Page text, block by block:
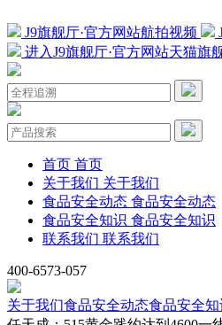
J9旗舰厅·官方网站航拍视频
进入J9旗舰厅·官方网站天猫旗
首页 首页
关于我们 关于我们
食品安全动态 食品安全动态
食品安全知识 食品安全知识
联系我们 联系我们
400-6573-057
关于我们食品安全动态食品安全知